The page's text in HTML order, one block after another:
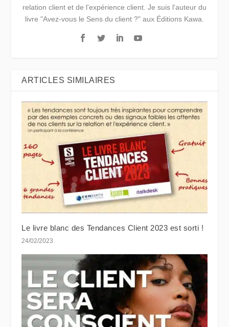
relation client et de l'expérience client. Je suis l'auteur du
livre "Avez-vous le Sens du client ?" aux Éditions Kawa.
ARTICLES SIMILAIRES
Le livre blanc des Tendances Client 2023 est sorti !
24/02/2023